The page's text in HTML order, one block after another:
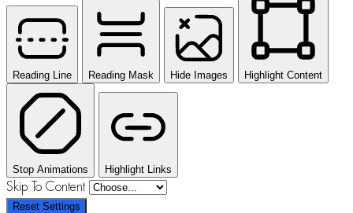
Reading Line Reading Mask Hide Images Highlight Content
Stop Animations Highlight Links
Skip To Content
Reset Settings